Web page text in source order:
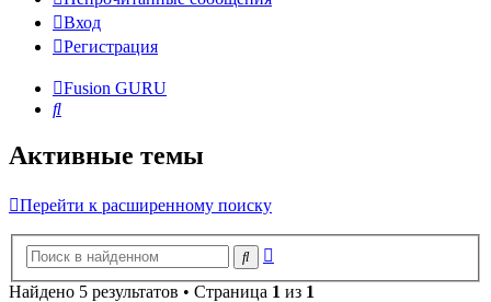
Вход
Регистрация
Fusion GURU
Поиск
Активные темы
Перейти к расширенному поиску
Поиск
Найдено 5 результатов • Страница 1 из 1